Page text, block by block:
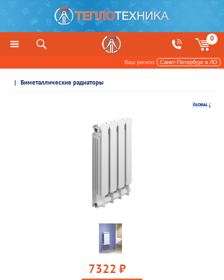
0
Ваш регион: Санкт-Петербург и ЛО
Радиаторы отопления и обогреватели
Биметаллические радиаторы
7322 руб.